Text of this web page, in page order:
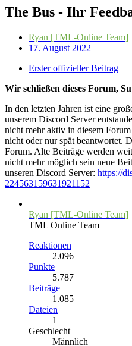
The Bus - Ihr
Ryan [TML-Online Team]
17. August 2022
Erster offizieller Beitrag
Wir schließen dieses Forum,
In den letzten Jahren ist eine
unserem Discord Server
nicht mehr aktiv in diesem
nicht oder nur spät beantwortet.
Forum. Alte Beiträge werden
nicht mehr möglich sein neue
unseren Discord Server: https://
224563159631921152
Ryan [TML-Online Team]
TML Online Team
Reaktionen
2.096
Punkte
5.787
Beiträge
1.085
Dateien
1
Geschlecht
Männlich